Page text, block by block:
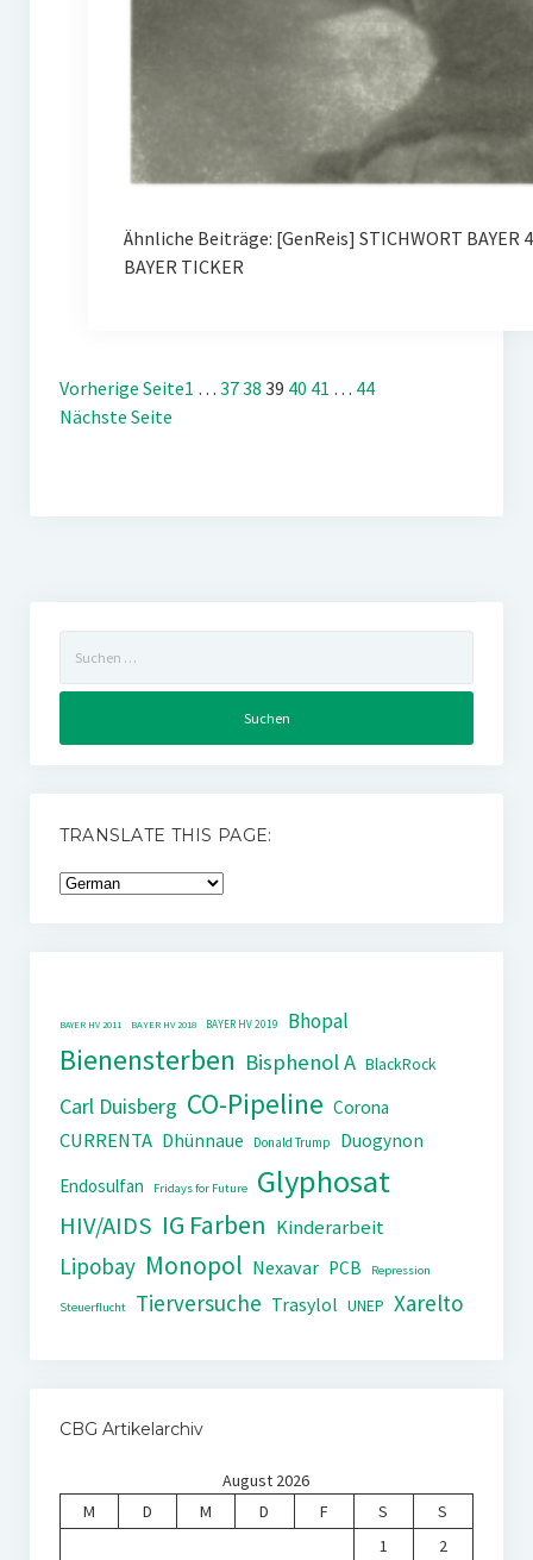
Ähnliche Beiträge: [GenReis] STICHWORT
BAYER TICKER
Vorherige Seite1 … 3738 39 40 41 … 44
Nächste Seite
nach:
TRANSLATE THIS PAGE:
BAYER HV 2011 BAYER HV 2018 BAYER HV 2019 Bhopal
Bienensterben Bisphenol A BlackRock
Carl Duisberg CO-Pipeline Corona
CURRENTA Dhünnaue Donald Trump
Duogynon
Endosulfan
Fridays for Future Glyphosat
HIV/AIDS IG Farben Kinderarbeit
Lipobay Monopol Nexavar PCB Repression
Steuerflucht Tierversuche Trasylol UNEP Xarelto
CBG Artikelarchiv
August 2026
M
D M D F S
S
1
2